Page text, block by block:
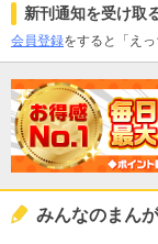
新刊通知を受け取
会員登録をすると「え
みんなのまん